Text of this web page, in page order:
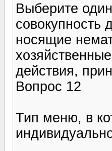
Выберите один
совокупность
носящие
действия,
Вопрос 12
Тип меню, в